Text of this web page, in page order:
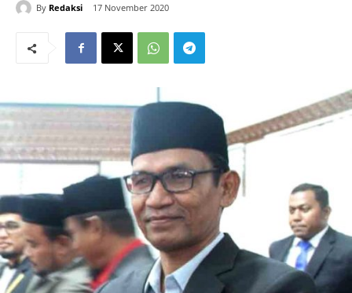
By Redaksi 17 November 2020